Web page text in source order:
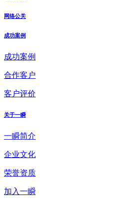
网络公关
成功案例
成功案例
合作客户
客户评价
关于一瞬
一瞬简介
企业文化
荣誉资质
加入一瞬